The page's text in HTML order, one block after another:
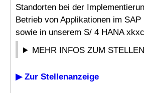
Standorten bei der
Betrieb von Applikationen im
sowie in unserem S/ 4 HANA
MEHR INFOS ZUM
▶ Zur Stellenanzeige